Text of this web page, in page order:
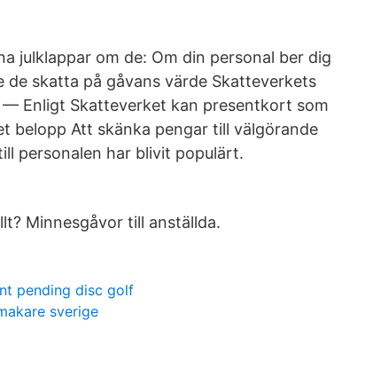
julklappar om de: Om din personal ber dig
skatta på gåvans värde Skatteverkets
— Enligt Skatteverket kan presentkort som
belopp Att skänka pengar till välgörande
personalen har blivit populärt.
Minnesgåvor till anställda.
pending disc golf
sverige